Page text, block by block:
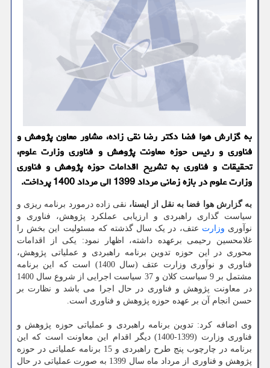
به گزارش هوا فضا دکتر رضا نقی زاده، مشاور معاون پژوهش و
فناوری و رئیس حوزه معاونت پژوهش و فناوری وزارت علوم،
تحقیقات و فناوری به تشریح اقدامات حوزه پژوهش و فناوری
وزارت علوم در بازه زمانی مرداد 1399 الی مرداد 1400 پرداخت.
به گزارش هوا فضا به نقل از ایسنا، نقی زاده درمورد برنامه ریزی و
سیاست گذاری راهبردی و ارزیابی عملکرد پژوهش، فناوری و
نوآوری وزارت عتف، در یک سال گذشته که مسئولیت این بخش را
غلامحسین رحیمی برعهده داشته، اظهار نمود: یکی از اقدامات
محوری در این حوزه تدوین برنامه راهبردی و عملیاتی پژوهش،
فناوری و نوآوری وزارت عتف (سال 1400) است که این برنامه
مشتمل بر 9 سیاست کلان و 37 سیاست اجرایی از شروع سال 1400
در معاونت پژوهش و فناوری در حال اجرا می باشد و نظارت بر
حسن انجام آن بر عهده حوزه پژوهش و فناوری است.
وی اضافه کرد: تدوین برنامه راهبردی و عملیاتی حوزه پژوهش و
فناوری وزارت (1399-1400) دیگر اقدام این معاونت است که این
برنامه در چارچوب پنج طرح راهبردی و 15 برنامه عملیاتی در حوزه
پژوهش و فناوری از مرداد ماه سال 1399 به صورت عملیاتی در حال